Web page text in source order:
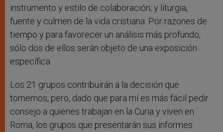
instrumento y estilo de colaboración; y liturgia,
fuente y culmen de la vida cristiana. Por razones de
tiempo y para favorecer un análisis más profundo,
sólo dos de ellos serán objeto de una exposición
específica.
Los 21 grupos contribuirán a la decisión que
tomemos, pero, dado que para mí es más fácil pedir
consejo a quienes trabajan en la Curia y viven en
Roma, los grupos que presentarán sus informes